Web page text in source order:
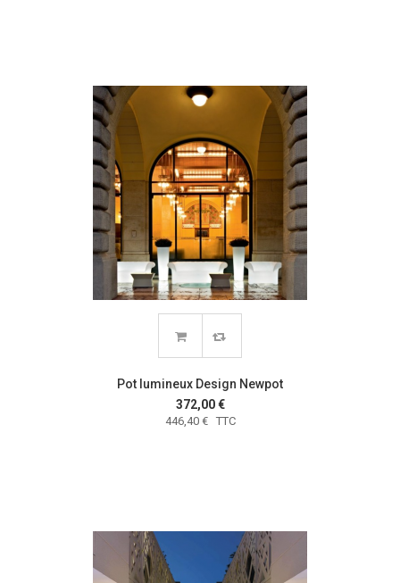
Pot lumineux Design Newpot
372,00 €
446,40 € TTC